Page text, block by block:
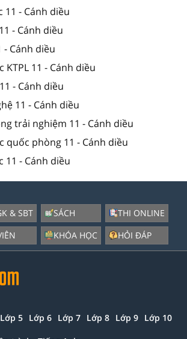
11 - Cánh diều
- Cánh diều
- Cánh diều
KTPL 11 - Cánh diều
- Cánh diều
11 - Cánh diều
trải nghiệm 11 - Cánh diều
quốc phòng 11 - Cánh diều
11 - Cánh diều
& SBT
SÁCH
KHÓA HỌC
THI ONLINE
HỎI ĐÁP
Lớp 5 Lớp 6 Lớp 7 Lớp 8 Lớp 9 Lớp 10